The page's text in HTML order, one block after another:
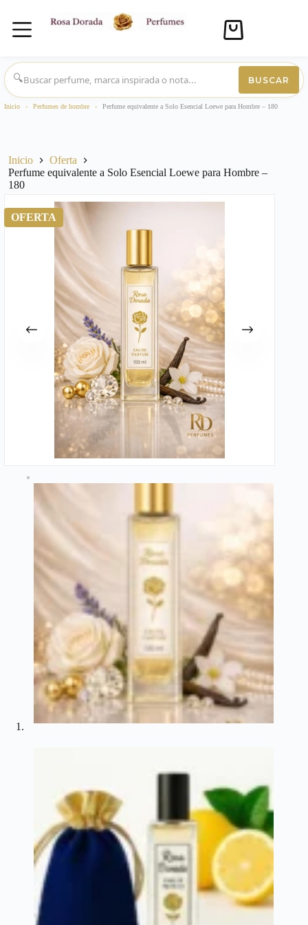
Saltar
al
contenido
Carro
compra
🔍
BUSCAR
Inicio › Perfumes de hombre › Perfume equivalente a Solo Esencial Loewe para Hombre – 180
Inicio
Oferta
Perfume equivalente a Solo Esencial Loewe para Hombre –
180
OFERTA